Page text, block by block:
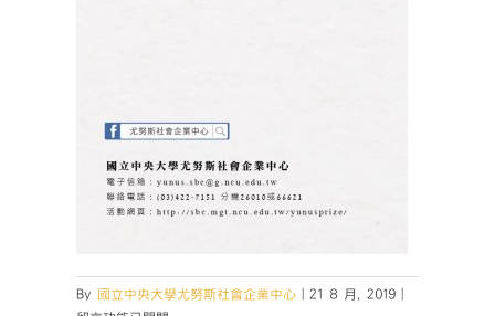
By 國立中央大學尤努斯社會企業中心 21 8 月, 2019